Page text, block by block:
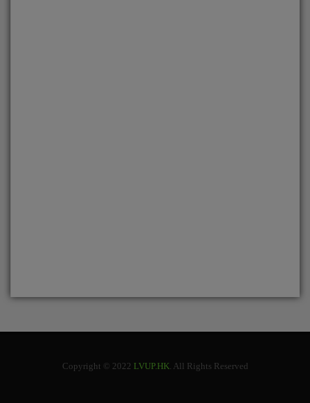
Copyright © 2022 LVUP.HK. All Rights Reserved